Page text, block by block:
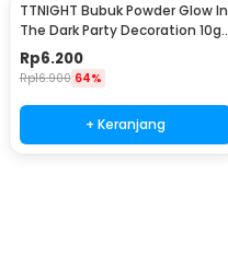
TTNIGHT Bubuk Powder Glow In
The Dark Party Decoration 10g
- T01
Rp6.200
Rp16.900 64%
+ Keranjang